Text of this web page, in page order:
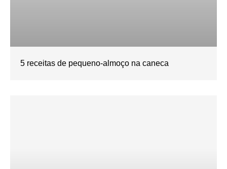
5 receitas de pequeno-almoço na caneca